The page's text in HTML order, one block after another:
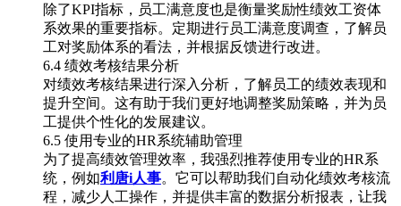
除了KPI指标，员工满意度也是衡量奖励性绩效工资体
系效果的重要指标。定期进行员工满意度调查，了解员
工对奖励体系的看法，并根据反馈进行改进。
6.4 绩效考核结果分析
对绩效考核结果进行深入分析，了解员工的绩效表现和
提升空间。这有助于我们更好地调整奖励策略，并为员
工提供个性化的发展建议。
6.5 使用专业的HR系统辅助管理
为了提高绩效管理效率，我强烈推荐使用专业的HR系
统，例如利唐i人事。它可以帮助我们自动化绩效考核流
程，减少人工操作，并提供丰富的数据分析报表，让我